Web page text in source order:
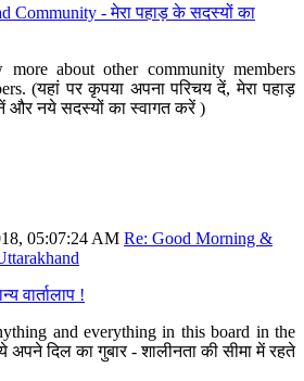
Community - मेरा पहाड़ के सदस्यों का
more about other community members
(यहां पर कृपया अपना परिचय दें, मेरा पहाड़
और नये सदस्यों का स्वागत करें )
05:07:24 AM Re: Good Morning &
वार्तालाप !
and everything in this board in the
अपने दिल का गुबार - शालीनता की सीमा में रहते